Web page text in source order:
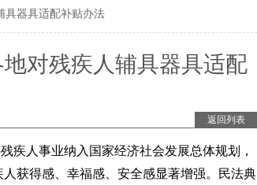
具器具适配补贴办法
对残疾人辅具器具适配
返回列表
疾人事业纳入国家经济社会发展总体规划，
获得感、幸福感、安全感显著增强。民法典